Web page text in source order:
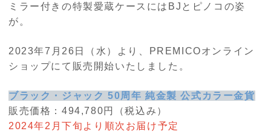
ミラー付きの特製愛蔵ケースにはBJとピノコの姿
が。
2023年7月26日（水）より、PREMICOオンライン
ショップにて販売開始いたしました。
ブラック・ジャック 50周年 純金製 公式カラー金貨
販売価格：494,780円（税込み）
2024年2月下旬より順次お届け予定